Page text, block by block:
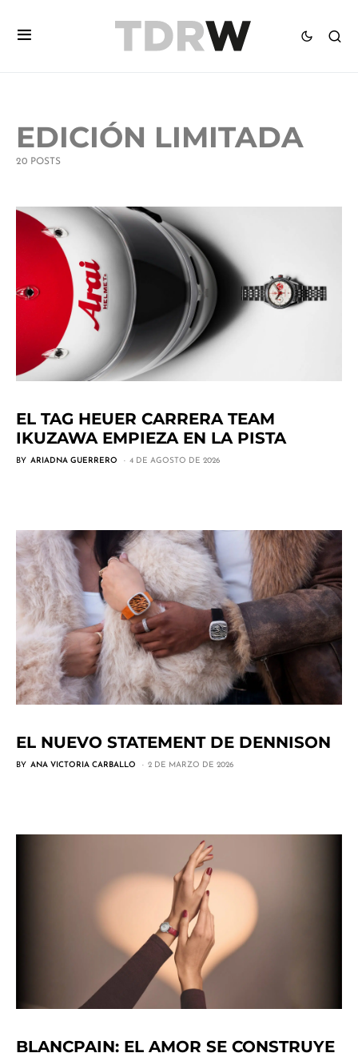
EDICIÓN LIMITADA
20 POSTS
EL TAG HEUER CARRERA TEAM
IKUZAWA EMPIEZA EN LA PISTA
BY ARIADNA GUERRERO 4 DE AGOSTO DE 2026
EL NUEVO STATEMENT DE DENNISON
BY ANA VICTORIA CARBALLO 2 DE MARZO DE 2026
BLANCPAIN: EL AMOR SE CONSTRUYE